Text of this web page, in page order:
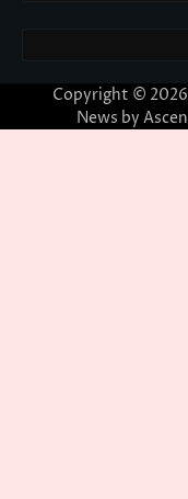
Copyright © 2026
News by